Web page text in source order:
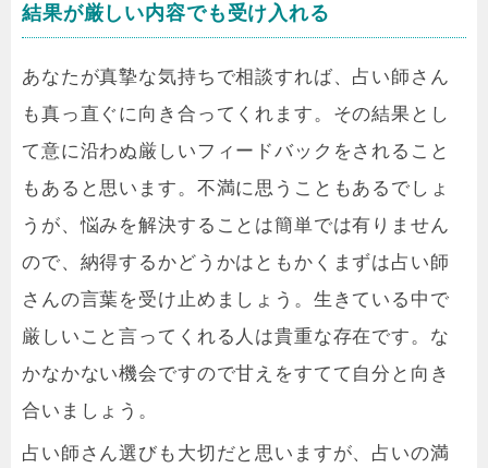
結果が厳しい内容でも受け入れる
あなたが真摯な気持ちで相談すれば、占い師さん
も真っ直ぐに向き合ってくれます。その結果とし
て意に沿わぬ厳しいフィードバックをされること
もあると思います。不満に思うこともあるでしょ
うが、悩みを解決することは簡単では有りません
ので、納得するかどうかはともかくまずは占い師
さんの言葉を受け止めましょう。生きている中で
厳しいこと言ってくれる人は貴重な存在です。な
かなかない機会ですので甘えをすてて自分と向き
合いましょう。
占い師さん選びも大切だと思いますが、占いの満